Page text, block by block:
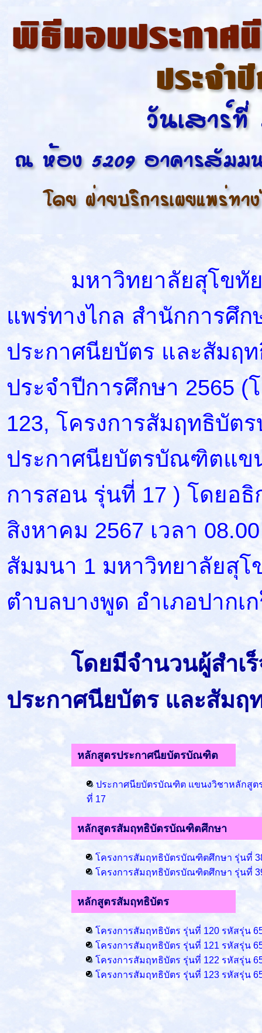
มหาวิทยาลัยสุโขทัยธ
แพร่ทางไกล สำนักการศึ
ประกาศนียบัตร และสัมฤ
ประจำปีการศึกษา 2565
123, โครงการสัมฤทธิบั
ประกาศนียบัตรบัณฑิตแข
การสอน รุ่นที่ 17 ) โดยอธิ
สิงหาคม 2567 เวลา
สัมมนา 1 มหาวิทยาลัยสุโ
ตำบลบางพูด อำเภอปากเ
โดยมีจำนวนผู้สำเ
ประกาศนียบัตร และสัมฤ
หลักสูตรประกาศนียบัตรบัณฑิต
ประกาศนียบัตรบัณฑิต แขนงวิชาหลักสูต
ที่ 17
หลักสูตรสัมฤทธิบัตรบัณฑิตศึกษา
โครงการสัมฤทธิบัตรบัณฑิตศึกษา รุ่นที่
โครงการสัมฤทธิบัตรบัณฑิตศึกษา รุ่นที่
หลักสูตรสัมฤทธิบัตร
โครงการสัมฤทธิบัตร รุ่นที่ 120 รหัสรุ่น
โครงการสัมฤทธิบัตร รุ่นที่ 121 รหัสรุ่น
โครงการสัมฤทธิบัตร รุ่นที่ 122 รหัสรุ่น
โครงการสัมฤทธิบัตร รุ่นที่ 123 รหัสรุ่น